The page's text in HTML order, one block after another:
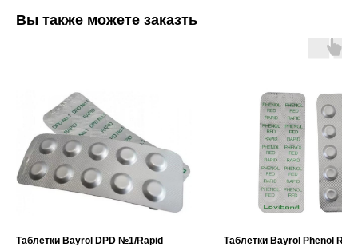
Вы также можете заказть
Таблетки Bayrol DPD №1/Rapid
Таблетки Bayrol Phenol Red